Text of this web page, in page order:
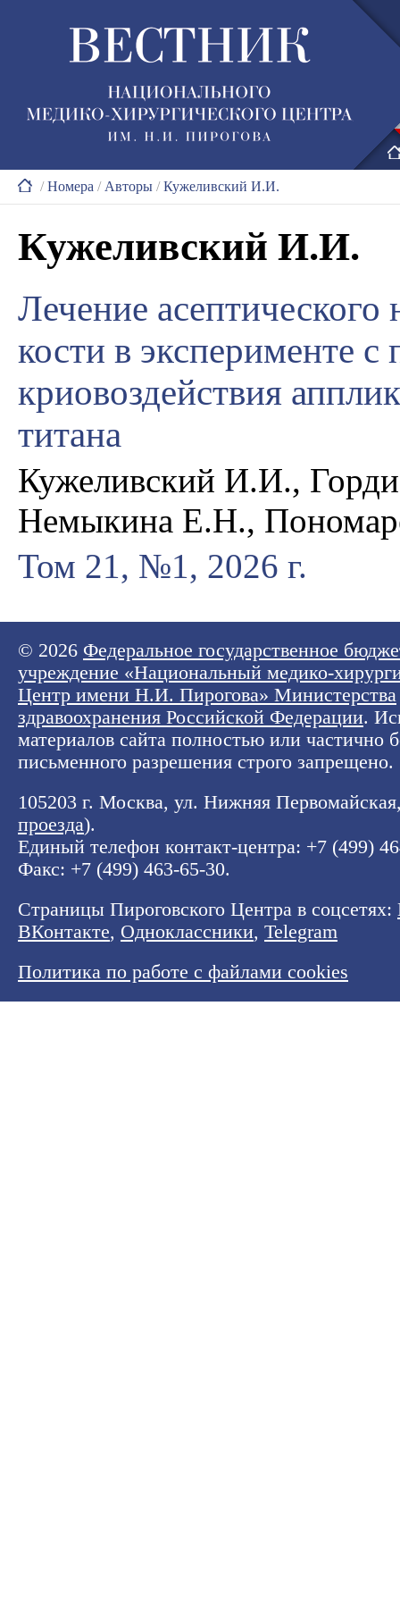
/Номера / Авторы /Кужеливский И.И.
Кужеливский И.И.
Лечение асептического
кости в эксперименте
криовоздействия
титана
Кужеливский И.И.,
Немыкина Е.Н.,
Том 21, №1, 2026 г.
© 2026 Федеральное государственное
учреждение «Национальный медико-
Центр имени Н.И. Пирогова» Министерства
здравоохранения Российской Федерации.
материалов сайта полностью или частично
письменного разрешения строго запрещено.
105203 г. Москва, ул. Нижняя
проезда).
Единый телефон контакт-центра: +7 (499)
Факс: +7 (499) 463-65-30.
Страницы Пироговского Центра в соцсетях:
ВКонтакте, Одноклассники, Telegram
Политика по работе с файлами cookies